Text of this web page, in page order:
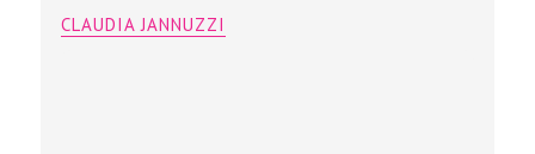
CLAUDIA JANNUZZI